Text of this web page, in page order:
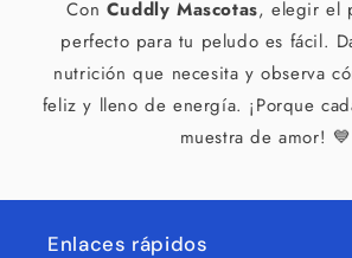
Con Cuddly Mascotas, elegir el
perfecto para tu peludo es fácil.
nutrición que necesita y observa
feliz y lleno de energía. ¡Porque
muestra de amor! 💙
Enlaces rápidos